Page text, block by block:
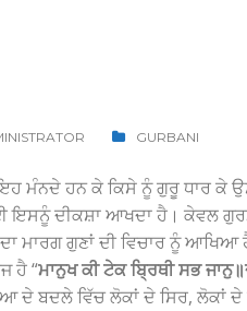
GURBANI
ਮੰਨਦੇ ਹਨ ਕੇ ਕਿਸੇ ਨੂੰ ਗੁਰੂ ਧਾਰ ਕੇ
ਇਸਨੂੰ ਦੀਕਸ਼ਾ ਆਖਦਾ ਹੈ। ਕੇਵਲ
ਮਾਰਗ ਗੁਣਾਂ ਦੀ ਵਿਚਾਰ ਨੂੰ
ਹੈ “ਮਾਨੁਖ ਕੀ ਟੇਕ ਬ੍ਰਿਥੀ ਸਭ
ਦੇ ਬਦਲੇ ਵਿੱਚ ਲੋਕਾਂ ਦੇ ਸਿਰ, ਲੋਕਾਂ